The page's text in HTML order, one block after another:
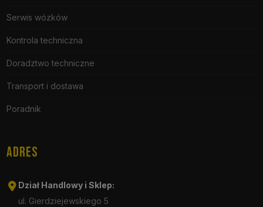
Serwis wózków
Kontrola techniczna
Doradztwo techniczne
Transport i dostawa
Poradnik
ADRES
Dział Handlowy i Sklep:
ul. Gierdziejewskiego 5